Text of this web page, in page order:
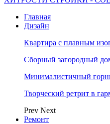
Главная
Дизайн
Квартира с плавным
Сборный загородный
Минималистичный
Творческий ретрит в
Prev Next
Ремонт